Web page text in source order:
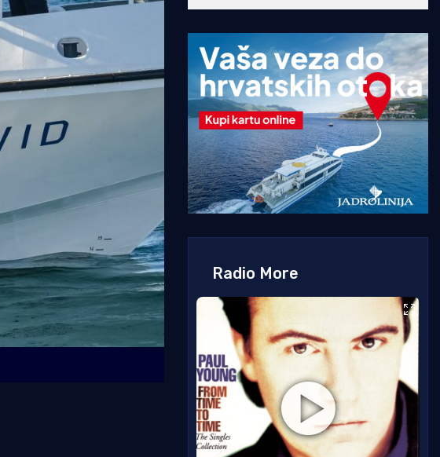
Radio More